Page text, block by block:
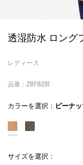
透湿防水 ロング
レディース
品番：ZBFBZ81
カラーを選択： ピーナ
サイズを選択：